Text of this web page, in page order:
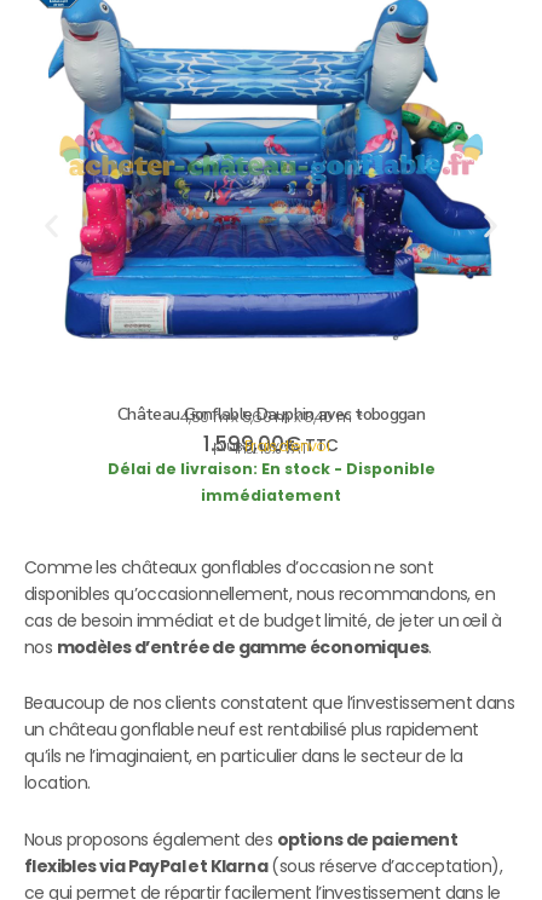
Château Gonflable Dauphin avec toboggan
4,50 m x 5,60 m x 3,40 m *
1.599,00€TTC
incl. 19% VAT
plusFrais d’envoi
Délai de livraison: En stock - Disponible
immédiatement
Comme les châteaux gonflables d’occasion ne sont
disponibles qu’occasionnellement, nous recommandons, en
cas de besoin immédiat et de budget limité, de jeter un œil à
nos modèles d’entrée de gamme économiques.
Beaucoup de nos clients constatent que l’investissement dans
un château gonflable neuf est rentabilisé plus rapidement
qu’ils ne l’imaginaient, en particulier dans le secteur de la
location.
Nous proposons également des options de paiement
flexibles via PayPal et Klarna(sous réserve d’acceptation),
ce qui permet de répartir facilement l’investissement dans le